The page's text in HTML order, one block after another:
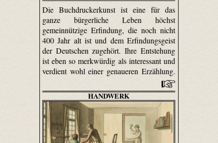
Die Buchdruckerkunst ist eine für das
ganze bürgerliche Leben höchst
gemeinnützige Erfindung, die noch nicht
400 Jahr alt ist und dem Erfindungsgeist
der Deutschen zugehört. Ihre Entstehung
ist eben so merkwürdig als interessant und
verdient wohl einer genaueren Erzählung.
HANDWERK